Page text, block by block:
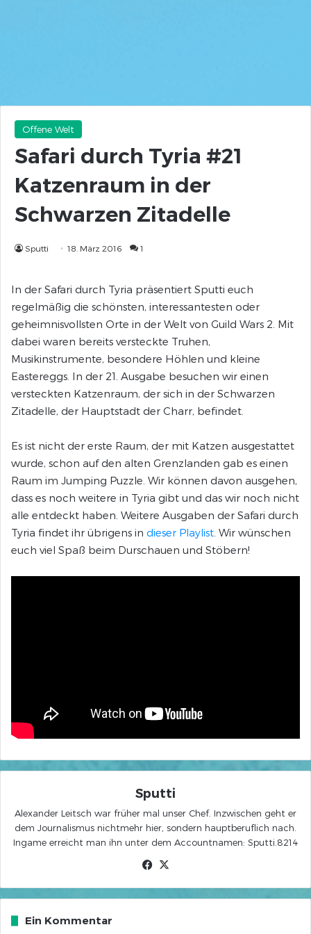
Offene Welt
Safari durch Tyria #21
Katzenraum in der
Schwarzen Zitadelle
Sputti 18. März 2016 1
In der Safari durch Tyria präsentiert Sputti euch
regelmäßig die schönsten, interessantesten oder
geheimnisvollsten Orte in der Welt von Guild Wars 2. Mit
dabei waren bereits versteckte Truhen,
Musikinstrumente, besondere Höhlen und kleine
Eastereggs. In der 21. Ausgabe besuchen wir einen
versteckten Katzenraum, der sich in der Schwarzen
Zitadelle, der Hauptstadt der Charr, befindet.
Es ist nicht der erste Raum, der mit Katzen ausgestattet
wurde, schon auf den alten Grenzlanden gab es einen
Raum im Jumping Puzzle. Wir können davon ausgehen,
dass es noch weitere in Tyria gibt und das wir noch nicht
alle entdeckt haben. Weitere Ausgaben der Safari durch
Tyria findet ihr übrigens in dieser Playlist . Wir wünschen
euch viel Spaß beim Durschauen und Stöbern!
Sputti
Alexander Leitsch war früher mal unser Chef. Inzwischen geht er
dem Journalismus nichtmehr hier, sondern hauptberuflich nach.
Ingame erreicht man ihn unter dem Accountnamen: Sputti.8214
Facebook
Ein Kommentar